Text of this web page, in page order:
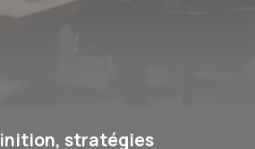
stratégies